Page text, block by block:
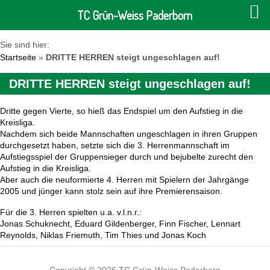
Sie sind hier:
Startseite » DRITTE HERREN steigt ungeschlagen auf!
DRITTE HERREN steigt ungeschlagen auf!
Dritte gegen Vierte, so hieß das Endspiel um den Aufstieg in die
Kreisliga.
Nachdem sich beide Mannschaften ungeschlagen in ihren Gruppen
durchgesetzt haben, setzte sich die 3. Herrenmannschaft im
Aufstiegsspiel der Gruppensieger durch und bejubelte zurecht den
Aufstieg in die Kreisliga.
Aber auch die neuformierte 4. Herren mit Spielern der Jahrgänge
2005 und jünger kann stolz sein auf ihre Premierensaison.
Für die 3. Herren spielten u.a. v.l.n.r.:
Jonas Schuknecht, Eduard Gildenberger, Finn Fischer, Lennart
Reynolds, Niklas Friemuth, Tim Thies und Jonas Koch
TC Grün-Weiss Paderborn